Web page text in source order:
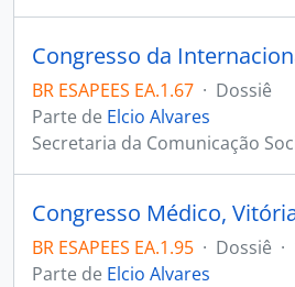
BR ESAPEES EA.1.67 · Dossiê
Parte de Elcio Alvares
Secretaria da Comunicação
Congresso Médico,
BR ESAPEES EA.1.95 · Dossiê ·
Parte de Elcio Alvares